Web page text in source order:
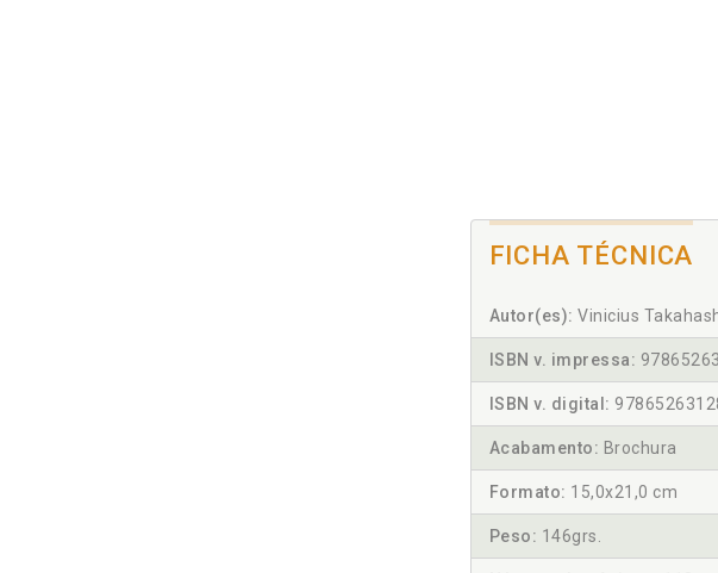
FICHA TÉCNICA
Autor(es): Vinicius
ISBN v. impressa:
ISBN v. digital:
Acabamento: Brochura
Formato: 15,0x21,0 cm
Peso: 146grs.